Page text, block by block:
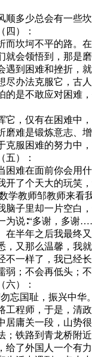
多少总会有一些
）：
坎坷不平的路。
会领悟到，那是磨
到困难和挫折，
办法克服它，古
是不敢应对困难
，仅有在困难中
难是锻炼意志、
克服困难的努力中
）：
难在面前你会用
了个天大的玩笑
学教师邹教师来看
脑子里却一片空白
为说∶“多谢，多谢
半年之后我最终又
又那么温馨，我
不一样了，我已经
弱；不会再低头；
）：
忘国耻，振兴中华
程师，于是，清
居庸关一段，山势
；铁路到青龙桥附
给了外国人一个有